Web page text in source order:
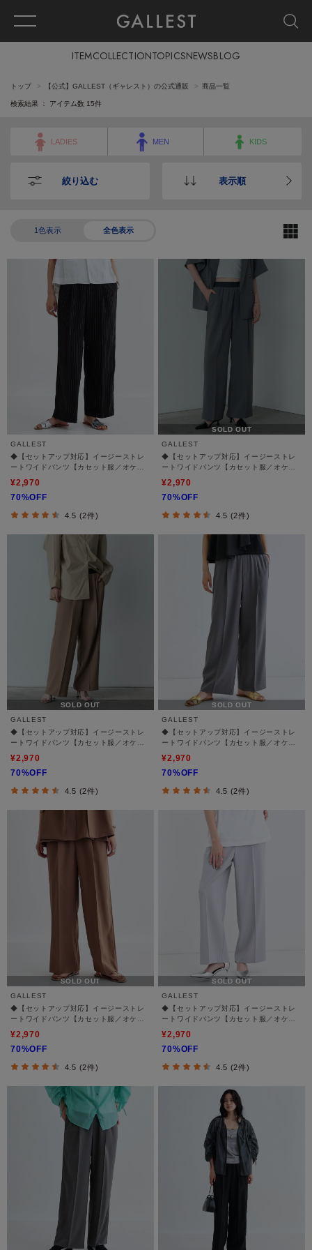
ITEMCOLLECTIONTOPICSNEWSBLOG
トップ 【公式】GALLEST（ギャレスト）の公式通販 商品一覧
検索結果 ： アイテム数 15件
LADIES MEN KIDS
絞り込む 表示順
1色表示 全色表示
GALLEST
◆【セットアップ対応】イージーストレ
ートワイドパンツ【カセット服／オケー
¥2,970
70%OFF
4.5 (2件)
SOLD OUT
GALLEST
◆【セットアップ対応】イージーストレ
ートワイドパンツ【カセット服／オケー
¥2,970
70%OFF
4.5 (2件)
SOLD OUT
GALLEST
◆【セットアップ対応】イージーストレ
ートワイドパンツ【カセット服／オケー
ジョン／通勤】
¥2,970
70%OFF
4.5 (2件)
SOLD OUT
GALLEST
◆【セットアップ対応】イージーストレ
ートワイドパンツ【カセット服／オケー
ジョン／通勤】
¥2,970
70%OFF
4.5 (2件)
SOLD OUT
GALLEST
◆【セットアップ対応】イージーストレ
ートワイドパンツ【カセット服／オケー
¥2,970
70%OFF
4.5 (2件)
SOLD OUT
GALLEST
◆【セットアップ対応】イージーストレ
ートワイドパンツ【カセット服／オケー
¥2,970
70%OFF
4.5 (2件)